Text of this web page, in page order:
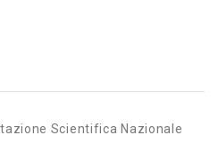
Scientifica Nazionale